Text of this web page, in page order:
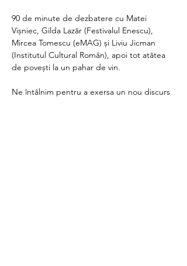
90 de minute de dezbatere cu Matei
Vișniec, Gilda Lazăr (Festivalul Enescu),
Mircea Tomescu (eMAG) și Liviu Jicman
(Institutul Cultural Român), apoi tot atâtea
de povești la un pahar de vin.
Ne întâlnim pentru a exersa un nou discurs